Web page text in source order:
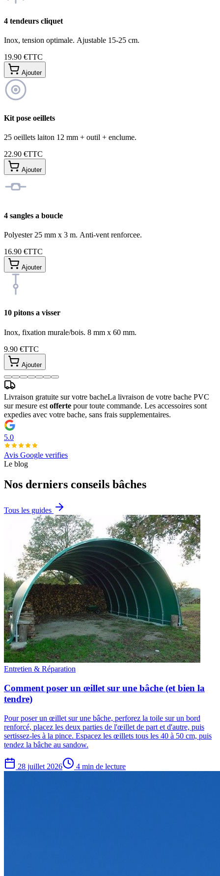
4 tendeurs cliquet
Inox, tension optimale. Ajustable 15-25 cm.
19.90 €TTC
Ajouter
Kit pose oeillets
25 oeillets laiton 12 mm + outil + enclume.
22.90 €TTC
Ajouter
4 sangles a boucle
Polyester 25 mm x 3 m. Anti-vent renforcee.
16.90 €TTC
Ajouter
10 pitons a visser
Inox, fixation murale/bois. 8 mm x 60 mm.
9.90 €TTC
Ajouter
Livraison gratuite sur votre bacheLa livraison de votre bache PVC
sur mesure est offerte pour toute commande. Les accessoires sont
expedies avec votre bache, sans frais supplementaires.
5.0
Avis Google verifies
Le blog
Nos derniers conseils bâches
Tous les guides
Entretien & Réparation
Comment poser un œillet sur une bâche (et bien la
tendre)
Pour poser un œillet sur une bâche, perforez la toile sur un bord
renforcé, placez les deux parties de l'œillet de part et d'autre, puis
sertissez-les à la pince. Espacez les œillets tous les 40 à 50 cm, puis
tendez la bâche au sandow.
28 juillet 2026 4 min de lecture